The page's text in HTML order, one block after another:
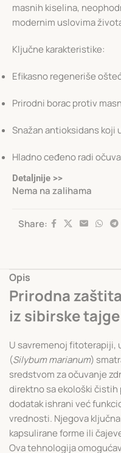
masnih kiselina,
modernim uslovima
Ključne karakteristike:
Efikasno regeneriše
Prirodni borac protiv
Snažan antioksidans koji
Hladno ceđeno radi
Detaljnije >>
Nema na zalihama
Share:
Opis
Prirodna
iz sibirske tajge
U savremenoj fitoterapiji,
(Silybum marianum)
sredstvom za očuvanje
direktno sa ekološki
dodatak ishrani već
vrednosti. Njegova
kapsulirane forme ili
Ova tehnologija